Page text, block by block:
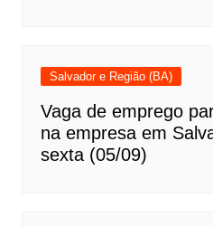
Salvador e Região (BA)
Vaga de emprego
na empresa em
sexta (05/09)